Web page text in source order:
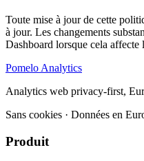
Toute mise à jour de cette
à jour. Les changements
Dashboard lorsque cela affecte
Pomelo Analytics
Analytics web privacy-first,
Sans cookies · Données en
Produit